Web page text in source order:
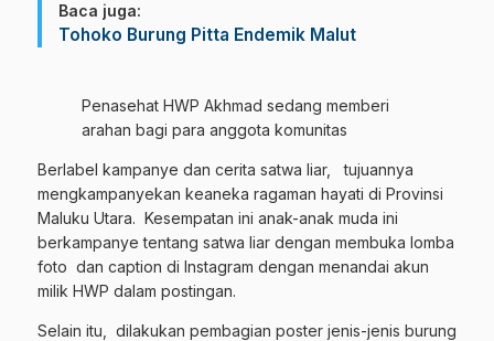
Baca juga:
Tohoko Burung Pitta Endemik Malut
Penasehat HWP Akhmad sedang memberi
arahan bagi para anggota komunitas
Berlabel kampanye dan cerita satwa liar, tujuannya
mengkampanyekan keaneka ragaman hayati di Provinsi
Maluku Utara. Kesempatan ini anak-anak muda ini
berkampanye tentang satwa liar dengan membuka lomba
foto dan caption di Instagram dengan menandai akun
milik HWP dalam postingan.
Selain itu, dilakukan pembagian poster jenis-jenis burung